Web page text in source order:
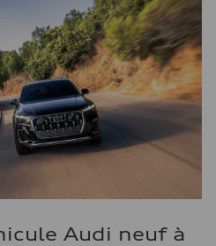
Audi neuf à